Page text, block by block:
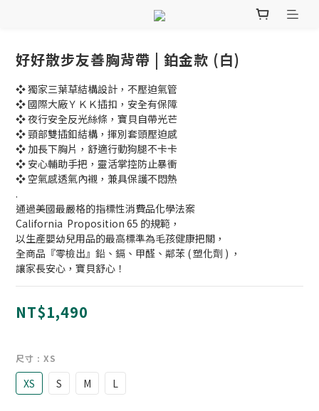
好好散步友善胸背帶 | 鉑金款 (白)
❖ 獨家三葉草結構設計，不壓迫氣管
❖ 國際大廠ＹＫＫ插扣，安全有保障
❖ 夜行安全反光絲條，寶貝自帶光芒
❖ 頸部雙插釦結構，揮別套頭壓迫感
❖ 加長下胸片，舒適行動狗腿不卡卡
❖ 安心輔助手把，靈活掌控防止暴衝
❖ 空氣感透氣內襯，兼具保護不悶熱
.
通過美國最嚴格的指標性消費品化學法案
California  Proposition 65 的規範，
以生產嬰幼兒用品的最高標準為毛孩健康把關，
全商品『零檢出』鉛、鎘、甲醛、鄰苯 ( 塑化劑 ) ，
讓家長安心，寶貝舒心！
NT$1,490
尺寸 : XS
XS S M L